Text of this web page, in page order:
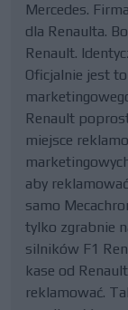
Mercedes.
dla Renaulta.
Renault.
Oficjalnie jest
Renault
miejsce
aby
samo
tylko zgrabnie
silników F1
kase od
reklamować.